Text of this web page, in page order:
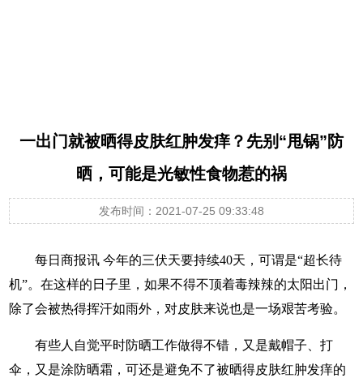
一出门就被晒得皮肤红肿发痒？先别“甩锅”防
晒，可能是光敏性食物惹的祸
发布时间：2021-07-25 09:33:48
每日商报讯 今年的三伏天要持续40天，可谓是“超长待
机”。在这样的日子里，如果不得不顶着毒辣辣的太阳出门，
除了会被热得挥汗如雨外，对皮肤来说也是一场艰苦考验。
有些人自觉平时防晒工作做得不错，又是戴帽子、打
伞，又是涂防晒霜，可还是避免不了被晒得皮肤红肿发痒的